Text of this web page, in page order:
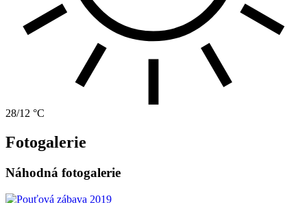
28/12 °C
Fotogalerie
Náhodná fotogalerie